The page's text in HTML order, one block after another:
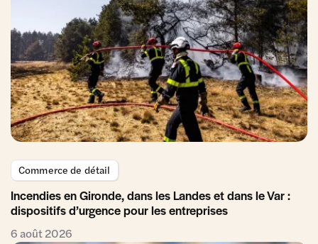
Commerce de détail
Incendies en Gironde, dans les Landes et dans le Var :
dispositifs d’urgence pour les entreprises
6 août 2026